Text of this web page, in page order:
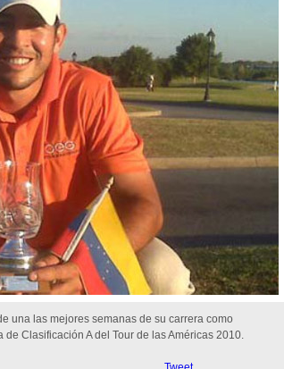
una las mejores semanas de su carrera como
Clasificación A del Tour de las Américas 2010.